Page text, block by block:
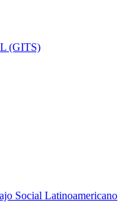
(GITS)
Social Latinoamericano